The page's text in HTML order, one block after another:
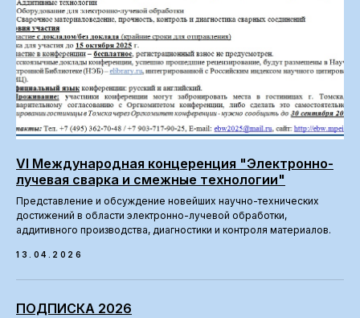
VI Международная концеренция "Электронно-
лучевая сварка и смежные технологии"
Представление и обсуждение новейших научно-технических
достижений в области электронно-лучевой обработки,
аддитивного производства, диагностики и контроля материалов.
13.04.2026
ПОДПИСКА 2026